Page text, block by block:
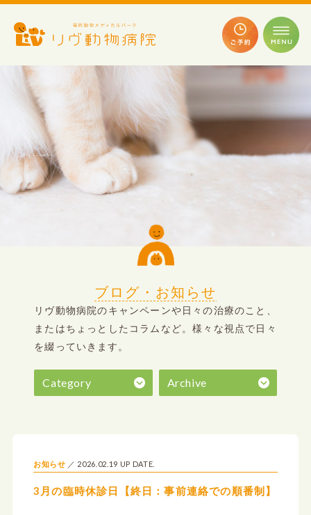
ブログ・お知らせ
リヴ動物病院のキャンペーンや日々の治療のこと、
またはちょっとしたコラムなど。様々な視点で日々
を綴っていきます。
Category Archive
3月の臨時休診日【終日：事前連絡での順番制】
お知らせ 2026.02.19 UP DATE.